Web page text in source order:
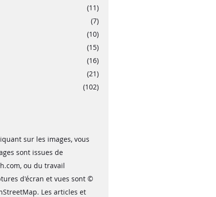
(11)
(7)
(10)
(15)
(16)
(21)
(102)
sur les images, vous
sont issues de
ou du travail
d'écran et vues sont ©
Les articles et